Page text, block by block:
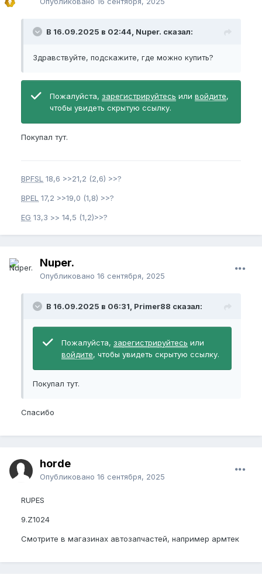
В 16.09.2025 в 02:44, Nuper. сказал:
Здравствуйте, подскажите, где можно купить?
Пожалуйста, зарегистрируйтесь или войдите,
чтобы увидеть скрытую ссылку.
Покупал тут.
BPFSL 18,6 >>21,2 (2,6) >>?
BPEL 17,2 >>19,0 (1,8) >>?
EG 13,3 >> 14,5 (1,2)>>?
Nuper.
Опубликовано 16 сентября, 2025
В 16.09.2025 в 06:31, Primer88 сказал:
Пожалуйста, зарегистрируйтесь или
войдите, чтобы увидеть скрытую ссылку.
Покупал тут.
Спасибо
horde
Опубликовано 16 сентября, 2025
RUPES
9.Z1024
Смотрите в магазинах автозапчастей, например армтек